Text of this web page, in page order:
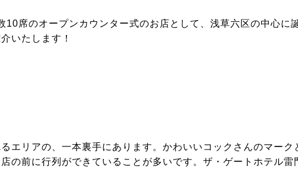
10席のオープンカウンター式のお店として、浅草六区の中心
いたします！
エリアの、一本裏手にあります。かわいいコックさんのマー
の前に行列ができていることが多いです。ザ・ゲートホテル雷